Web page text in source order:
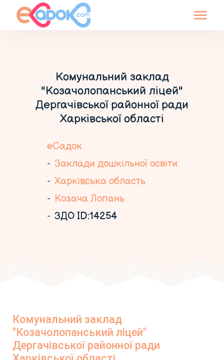
Комунальний заклад
"Козачолопанський ліцей"
Дергачівської районної ради
Харківської області
еСадок
Заклади дошкільної освіти
Харківська область
Козача Лопань
ЗДО ID:14254
Комунальний заклад
"Козачолопанський ліцей"
Дергачівської районної ради